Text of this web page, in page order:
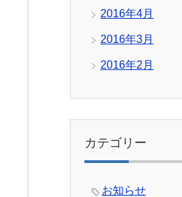
2016年4月
2016年3月
2016年2月
カテゴリー
お知らせ